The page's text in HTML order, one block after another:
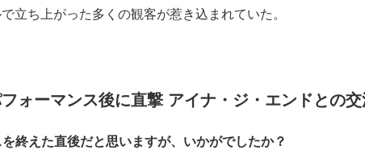
立ち上がった多くの観客が惹き込まれていた。
ォーマンス後に直撃 アイナ・ジ・エンドとの交
終えた直後だと思いますが、いかがでしたか？